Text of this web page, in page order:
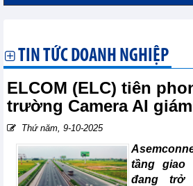
TIN TỨC DOANH NGHIỆP
ELCOM (ELC) tiên
trường Camera AI
Thứ năm, 9-10-2025
tầng giao
đang trở